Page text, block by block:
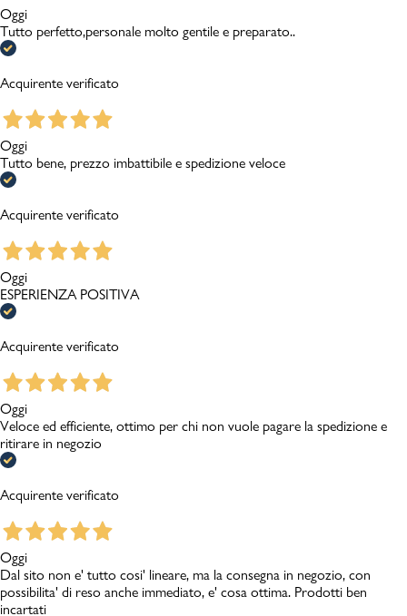
Oggi
Tutto perfetto,personale molto gentile e preparato..
Acquirente verificato
Oggi
Tutto bene, prezzo imbattibile e spedizione veloce
Acquirente verificato
Oggi
ESPERIENZA POSITIVA
Acquirente verificato
Oggi
Veloce ed efficiente, ottimo per chi non vuole pagare la spedizione e
ritirare in negozio
Acquirente verificato
Oggi
Dal sito non e' tutto cosi' lineare, ma la consegna in negozio, con
possibilita' di reso anche immediato, e' cosa ottima. Prodotti ben
incartati